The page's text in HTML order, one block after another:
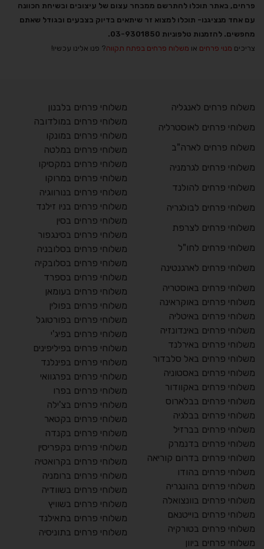
פרחים, באתר תוכלו להתרשם ממבחר עצום של עיצובים ובשיחת הכוונה
עם אחד מנציגנו- תוכלו למצוא זר שיתאים בדיוק בצבעים ובגודל שאתם
מחפשים. להזמנות טלפוניות 03-9301850.
צריכים מנוי פרחים או משלוח פרחים בפתח תקווה? פנו אלינו עכשיו!
משלוח פרחים לאנגליה
משלוחי פרחים לאוסטרליה
משלוח פרחים לארה"ב
משלוחי פרחים לגרמניה
משלוחי פרחים להולנד
משלוחי פרחים לבולגריה
משלוחי פרחים לצרפת
משלוחי פרחים לחו"ל
משלוחי פרחים לארגנטינה
משלוחי פרחים באוסטריה
משלוחי פרחים באוקראינה
משלוחי פרחים באיטליה
משלוחי פרחים באינדונזיה
משלוחי פרחים באירלנד
משלוחי פרחים באל סלבדור
משלוחי פרחים באסטוניה
משלוחי פרחים באקוודור
משלוחי פרחים בבלארוס
משלוחי פרחים בבלגיה
משלוחי פרחים בברזיל
משלוחי פרחים בדנמרק
משלוחי פרחים בדרום קוריאה
משלוחי פרחים בהודו
משלוחי פרחים בהונגריה
משלוחי פרחים בוונצואלה
משלוחי פרחים בוייטנאם
משלוחי פרחים בטורקיה
משלוחי פרחים ביוון
משלוחי פרחים בלבנון
משלוחי פרחים במולדובה
משלוחי פרחים במונקו
משלוחי פרחים במלטה
משלוחי פרחים במקסיקו
משלוחי פרחים במרוקו
משלוחי פרחים בנורווגיה
משלוחי פרחים בניו זילנד
משלוחי פרחים בסין
משלוחי פרחים בסינגפור
משלוחי פרחים בסלובניה
משלוחי פרחים בסלובקיה
משלוחי פרחים בספרד
משלוחי פרחים בעומאן
משלוחי פרחים בפולין
משלוחי פרחים בפורטוגל
משלוחי פרחים בפיג'י
משלוחי פרחים בפיליפינים
משלוחי פרחים בפינלנד
משלוחי פרחים בפרגוואי
משלוחי פרחים בפרו
משלוחי פרחים בצ'ילה
משלוחי פרחים בקטאר
משלוחי פרחים בקנדה
משלוחי פרחים בקפריסין
משלוחי פרחים בקרואטיה
משלוחי פרחים ברומניה
משלוחי פרחים בשוודיה
משלוחי פרחים בשוויץ
משלוחי פרחים בתאילנד
משלוחי פרחים בתוניסיה